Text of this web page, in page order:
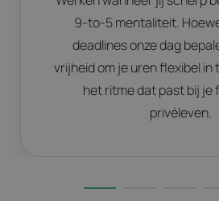
9-to-5 mentaliteit.
deadlines onze dag
vrijheid om je uren flexibel in
het ritme dat past bij je
privéleven.